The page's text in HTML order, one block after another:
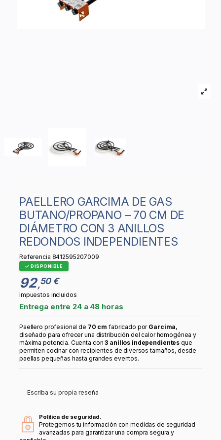
PAELLERO GARCIMA DE GAS
BUTANO/PROPANO – 70 CM DE
DIÁMETRO CON 3 ANILLOS
REDONDOS INDEPENDIENTES
Referencia 8412595207009
DISPONIBLE
92,50 €
Impuestos incluidos
Entrega entre 24 a 48 horas
Paellero profesional de 70 cm fabricado por Garcima,
diseñado para ofrecer una distribución del calor homogénea y
máxima potencia. Cuenta con3 anillos independientes que
permiten cocinar con recipientes de diversos tamaños, desde
paellas pequeñas hasta grandes eventos.
Escriba su propia reseña
Política de seguridad.
Protegemos tu información con medidas de seguridad
avanzadas para garantizar una compra segura y